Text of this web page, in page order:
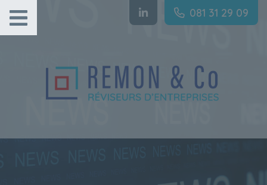
081 31 29 09
Gestion des cookies